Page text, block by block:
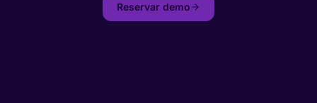
Reservar demo